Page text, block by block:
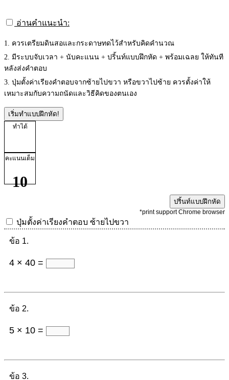
อ่านคำแนะนำ:
1. ควรเตรียมดินสอและกระดาษทดไว้สำหรับคิดคำนวณ
2. มีระบบจับเวลา + นับคะแนน + ปริ้นท์แบบฝึกหัด + พร้อมเฉลย ให้ทันที
หลังส่งคำตอบ
3. ปุ่มตั้งค่าเรียงคำตอบจากซ้ายไปขวา หรือขวาไปซ้าย ควรตั้งค่าให้
เหมาะสมกับความถนัดและวิธีคิดของตนเอง
เริ่มทำแบบฝึกหัด!
ทำได้
คะแนนเต็ม
10
ปริ้นท์แบบฝึกหัด
*print support Chrome browser
ปุ่มตั้งค่าเรียงคำตอบ ซ้ายไปขวา
ข้อ 1.
4 × 40 =
ข้อ 2.
5 × 10 =
ข้อ 3.